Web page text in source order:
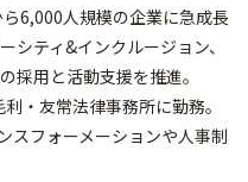
6,000人規模の企業に急成長
シティ&インクルージョン、
採用と活動支援を推進。
・友常法律事務所に勤務。
スフォーメーションや人事制